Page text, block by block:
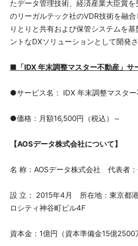
たデータ管理技術、経済産業大臣賞
のリーガルテック社のVDR技術を融
りとりと共有および保管システムを
ントなDXソリューションとして開発さ
■「IDX 年末調整マスター不動産」サ
●サービス名： IDX 年末調整マスター
●価格：月額16,500円（税込）～
【AOSデータ株式会社について】
名 称：AOSデータ株式会社 代表者
設 立： 2015年4月 所在地：東京都
ロシティ神谷町ビル4F
資本金：1億円（資本準備金15億